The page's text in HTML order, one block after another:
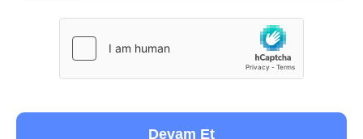
Devam Et